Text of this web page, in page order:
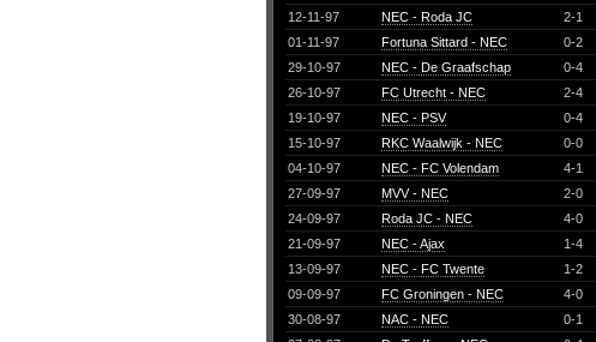
12-11-97
NEC - Roda JC 2-1
01-11-97
Fortuna Sittard - NEC 0-2
29-10-97
NEC - De Graafschap 0-4
26-10-97
FC Utrecht - NEC 2-4
19-10-97
NEC - PSV 0-4
15-10-97
RKC Waalwijk - NEC 0-0
04-10-97
NEC - FC Volendam 4-1
27-09-97
MVV - NEC 2-0
24-09-97
Roda JC - NEC 4-0
21-09-97
NEC - Ajax 1-4
13-09-97
NEC - FC Twente 1-2
09-09-97
FC Groningen - NEC 4-0
30-08-97
NAC - NEC 0-1